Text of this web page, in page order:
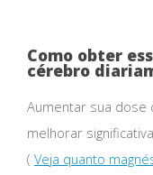
Como obter
cérebro
Aumentar sua dose
melhorar
( Veja quanto